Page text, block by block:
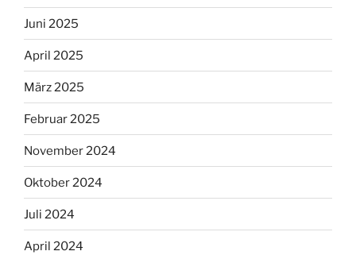
Juni 2025
April 2025
März 2025
Februar 2025
November 2024
Oktober 2024
Juli 2024
April 2024